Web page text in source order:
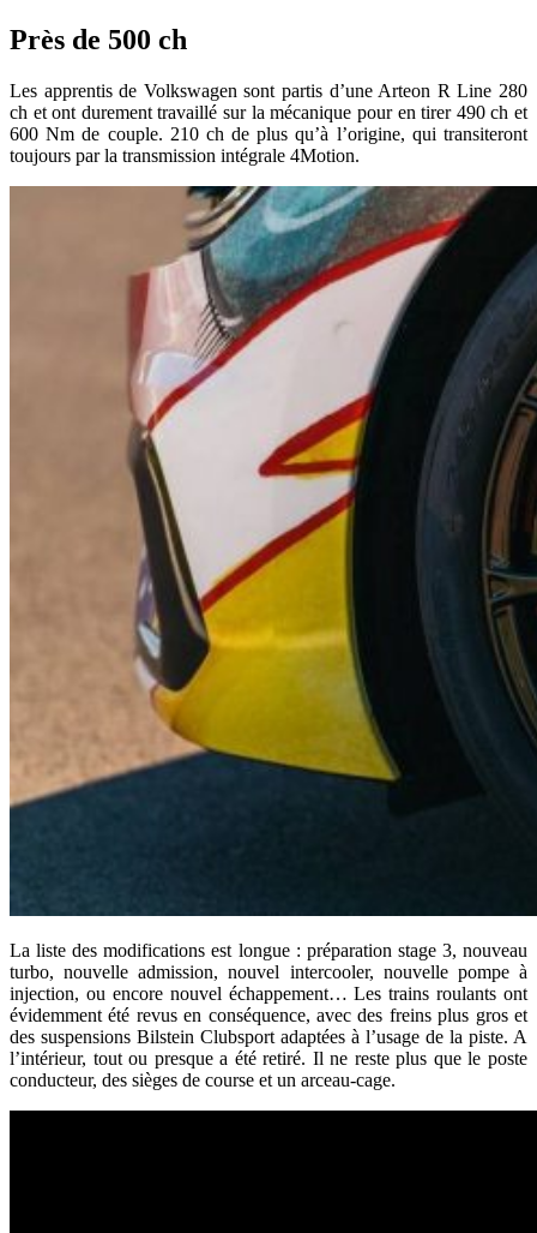
Près de 500 ch
Les apprentis de Volkswagen sont partis d’une Arteon R Line 280
ch et ont durement travaillé sur la mécanique pour en tirer 490 ch et
600 Nm de couple. 210 ch de plus qu’à l’origine, qui transiteront
toujours par la transmission intégrale 4Motion.
La liste des modifications est longue : préparation stage 3, nouveau
turbo, nouvelle admission, nouvel intercooler, nouvelle pompe à
injection, ou encore nouvel échappement… Les trains roulants ont
évidemment été revus en conséquence, avec des freins plus gros et
des suspensions Bilstein Clubsport adaptées à l’usage de la piste. A
l’intérieur, tout ou presque a été retiré. Il ne reste plus que le poste
conducteur, des sièges de course et un arceau-cage.